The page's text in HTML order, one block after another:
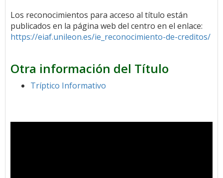
Los reconocimientos para acceso al título están
publicados en la página web del centro en el enlace:
https://eiaf.unileon.es/ie_reconocimiento-de-creditos/
Otra información del Título
Tríptico Informativo